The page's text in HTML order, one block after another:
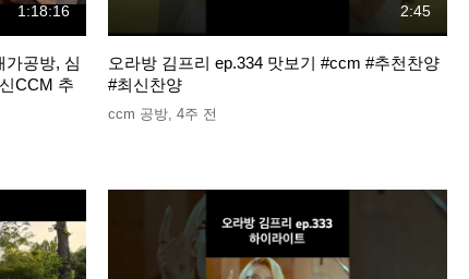
1:18:16
가공방, 심
CCM 추
2:45
오라방 김프리 ep.334 맛보기 #ccm #추천찬양
#최신찬양
ccm 공방 4주 전